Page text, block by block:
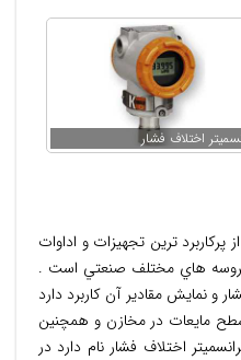
اختلاف فشار
پركاربرد ترين تجهيزات و اداوات
پروسه هاي مختلف صنعتي است .
و نمايش مقادير آن كاربرد دارد
سطح مايعات در مخازن و همچنين
اختلاف فشار نام دارد در